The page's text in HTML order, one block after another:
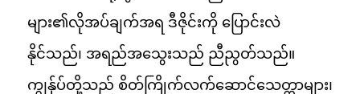
များ၏လိုအပ်ချက်အရ ဒီဇိုင်းကို ပြောင်းလဲ
နိုင်သည်၊ အရည်အသွေးသည် ညီညွတ်သည်။
ကျွန်ုပ်တို့သည် စိတ်ကြိုက်လက်ဆောင်သေတ္တာများ၊